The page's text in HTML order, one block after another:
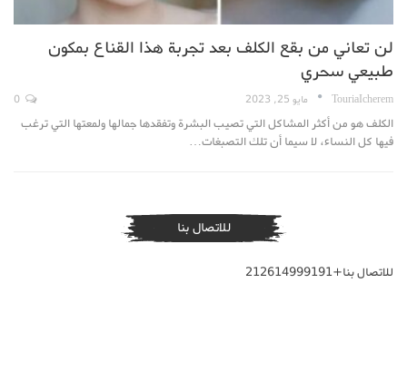
لن تعاني من بقع الكلف بعد تجربة هذا القناع بمكون
طبيعي سحري
TouriaIcherem مايو 25, 2023
الكلف هو من أكثر المشاكل التي تصيب البشرة وتفقدها جمالها ولمعتها التي ترغب
فيها كل النساء، لا سيما أن تلك التصبغات…
للاتصال بنا
للاتصال بنا+212614999191